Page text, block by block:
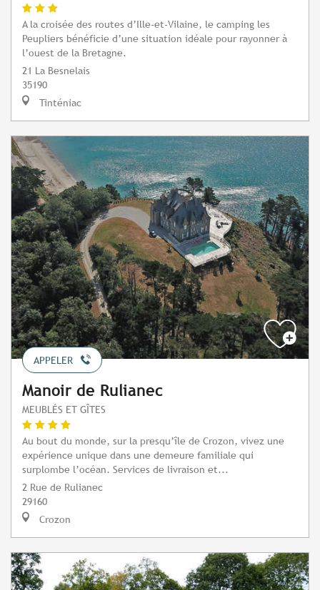
A la croisée des routes d’Ille-et-Vilaine, le camping les
Peupliers bénéficie d’une situation idéale pour rayonner à
l’ouest de la Bretagne.
21 La Besnelais
35190
Tinténiac
APPELER
Manoir de Rulianec
MEUBLÉS ET GÎTES
Au bout du monde, sur la presqu’île de Crozon, vivez une
expérience unique dans une demeure familiale qui
surplombe l’océan. Services de livraison et...
2 Rue de Rulianec
29160
Crozon